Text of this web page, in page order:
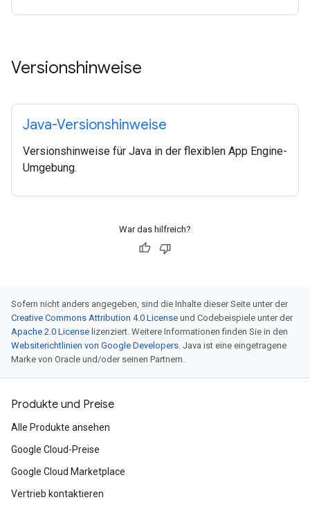
Versionshinweise
Java-Versionshinweise
Versionshinweise für Java in der flexiblen App Engine-
Umgebung.
War das hilfreich?
Sofern nicht anders angegeben, sind die Inhalte dieser Seite unter der
Creative Commons Attribution 4.0 License und Codebeispiele unter der
Apache 2.0 License lizenziert. Weitere Informationen finden Sie in den
Websiterichtlinien von Google Developers. Java ist eine eingetragene
Marke von Oracle und/oder seinen Partnern.
Produkte und Preise
Alle Produkte ansehen
Google Cloud-Preise
Google Cloud Marketplace
Vertrieb kontaktieren